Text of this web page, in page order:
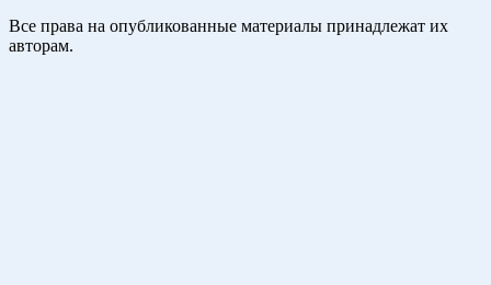
Все права на опубликованные материалы принадлежат их
авторам.